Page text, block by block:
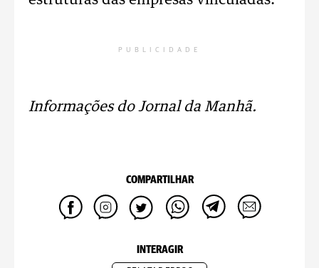
PUBLICIDADE
Informações do Jornal da Manhã.
COMPARTILHAR
INTERAGIR